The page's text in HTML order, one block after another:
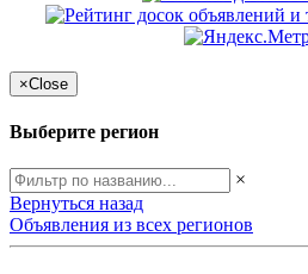
×Close
Выберите регион
×
Вернуться назад
Объявления из всех регионов